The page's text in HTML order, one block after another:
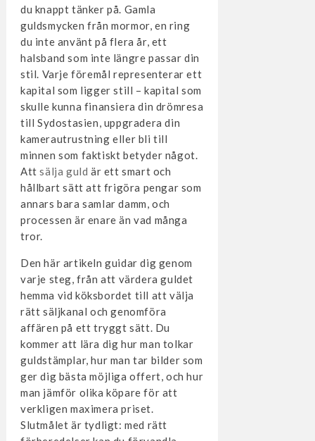
du knappt tänker på. Gamla
guldsmycken från mormor, en ring
du inte använt på flera år, ett
halsband som inte längre passar din
stil. Varje föremål representerar ett
kapital som ligger still – kapital som
skulle kunna finansiera din drömresa
till Sydostasien, uppgradera din
kamerautrustning eller bli till
minnen som faktiskt betyder något.
Attsälja guld är ett smart och
hållbart sätt att frigöra pengar som
annars bara samlar damm, och
processen är enare än vad många
tror.
Den här artikeln guidar dig genom
varje steg, från att värdera guldet
hemma vid köksbordet till att välja
rätt säljkanal och genomföra
affären på ett tryggt sätt. Du
kommer att lära dig hur man tolkar
guldstämplar, hur man tar bilder som
ger dig bästa möjliga offert, och hur
man jämför olika köpare för att
verkligen maximera priset.
Slutmålet är tydligt: med rätt